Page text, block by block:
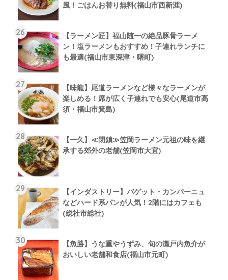
風！ごはんお替り無料(福山市西新涯)
【ラーメン匠】福山随一の絶品豚骨ラーメ
ン！塩ラーメンもおすすめ！子連れランチに
も最適(福山市東深津・曙町)
【味龍】尾道ラーメンなど様々なラーメンが
楽しめる！席が広く子連れでも安心(尾道市高
須・福山市箕島)
【一久】≪閉鎖≫笠岡ラーメン元祖の味を継
承する郊外の老舗(笠岡市大宜)
【インダストリー】バゲット・カンパーニュ
などハード系パンが人気！2階にはカフェも
(総社市総社)
【魚勝】うな重やうずみ、旬の瀬戸内魚介が
おいしい老舗和食店(福山市元町)